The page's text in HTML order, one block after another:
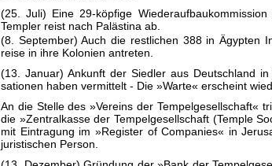
(25. Juli) Eine 29-köpfige
Templer reist nach Palästina ab.
(8. September) Auch die restlichen 388 in Ägypten
reise in ihre Kolonien antreten.
(13. Januar) Ankunft der Siedler aus Deutschland
sationen haben vermittelt - Die »Warte« erscheint
An die Stelle des »Vereins der Tempelgesellschaft«
die »Zentralkasse der Tempelgesellschaft (Temple
mit Eintragung im »Register of Companies« in
juristischen Person.